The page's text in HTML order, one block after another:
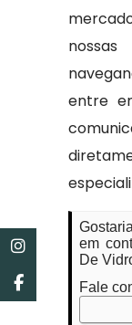
entre
em
De
Fale